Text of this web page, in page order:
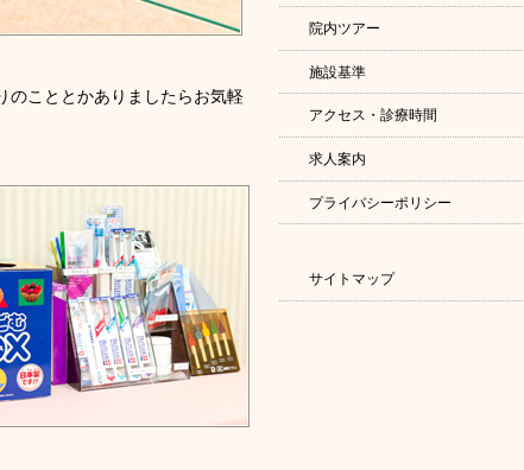
のこととかありましたらお気軽
院内ツアー
施設基準
アクセス・診療時間
求人案内
プライバシーポリシー
サイトマップ